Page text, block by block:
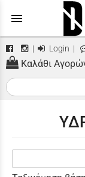
menu
| Login |
Καλάθι